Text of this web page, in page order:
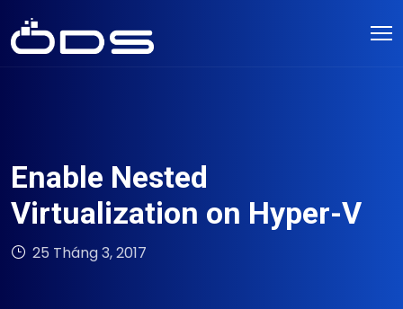
Enable Nested
Virtualization on Hyper-V
25 Tháng 3, 2017